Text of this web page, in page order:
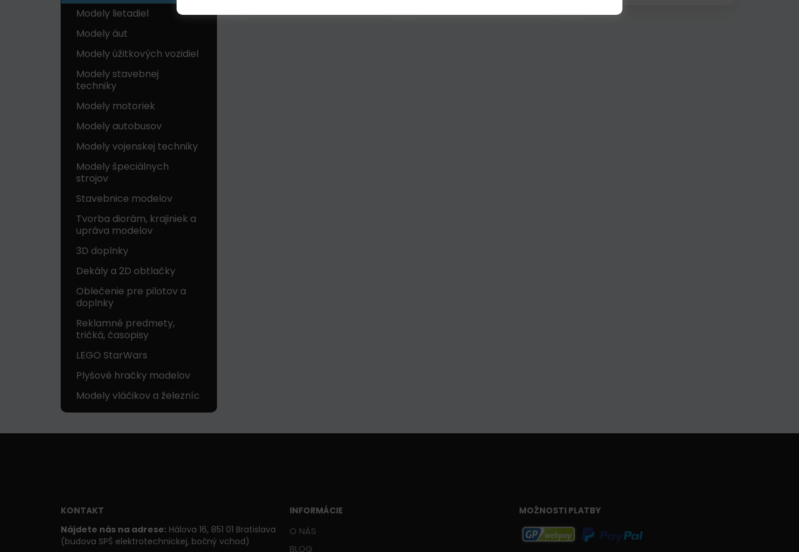
Modely lietadiel
Modely áut
Modely úžitkových vozidiel
Modely stavebnej
techniky
Modely motoriek
Modely autobusov
Modely vojenskej techniky
Modely špeciálnych
strojov
Stavebnice modelov
Tvorba diorám, krajiniek a
upráva modelov
3D doplnky
Dekály a 2D obtlačky
Oblečenie pre pilotov a
doplnky
Reklamné predmety,
tričká, časopisy
LEGO StarWars
Plyšové hračky modelov
Modely vláčikov a železníc
KONTAKT
Nájdete nás na adrese: Hálova 16, 851 01 Bratislava
(budova SPŠ elektrotechnickej, bočný vchod)
INFORMÁCIE
O NÁS
BLOG
MOŽNOSTI PLATBY